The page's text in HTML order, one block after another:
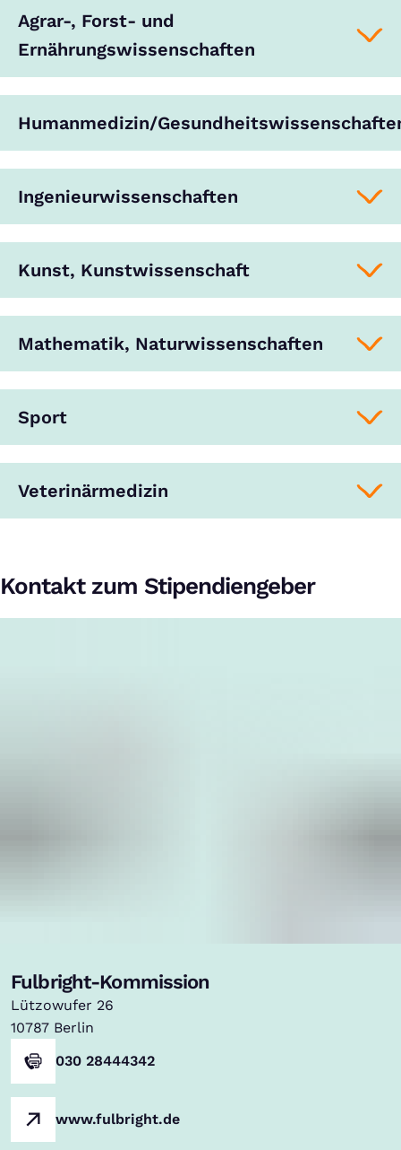
Agrar-, Forst- und
Ernährungswissenschaften
Humanmedizin/
Ingenieurwissenschaften
Kunst, Kunstwissenschaft
Mathematik, Naturwissenschaften
Sport
Veterinärmedizin
Kontakt zum Stipendiengeber
Fulbright-Kommission
Lützowufer 26
10787 Berlin
030 28444342
www.fulbright.de